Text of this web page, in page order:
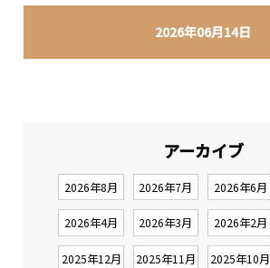
2026年06月14日
アーカイブ
2026年8月 2026年7月 2026年6月
2026年4月 2026年3月 2026年2月
2025年12月 2025年11月 2025年10月